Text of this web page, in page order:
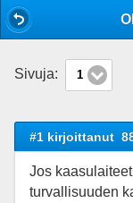
Sivuja: 1
#1 kirjoittanut
Jos
turvallisuuden